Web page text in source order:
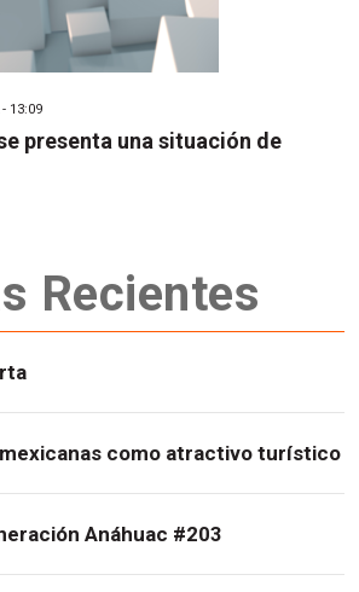
13:09
presenta una situación de
Recientes
como atractivo turístico
Anáhuac #203